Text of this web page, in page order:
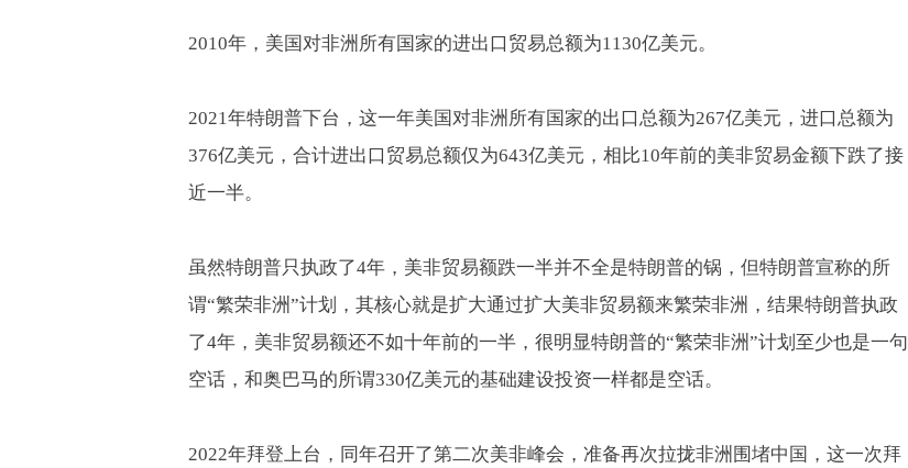
2010年，美国对非洲所有国家的进出口贸易总额为1130亿美元。
2021年特朗普下台，这一年美国对非洲所有国家的出口总额为267亿美元，进口总额为
376亿美元，合计进出口贸易总额仅为643亿美元，相比10年前的美非贸易金额下跌了接
近一半。
虽然特朗普只执政了4年，美非贸易额跌一半并不全是特朗普的锅，但特朗普宣称的所
谓“繁荣非洲”计划，其核心就是扩大通过扩大美非贸易额来繁荣非洲，结果特朗普执政
了4年，美非贸易额还不如十年前的一半，很明显特朗普的“繁荣非洲”计划至少也是一句
空话，和奥巴马的所谓330亿美元的基础建设投资一样都是空话。
2022年拜登上台，同年召开了第二次美非峰会，准备再次拉拢非洲围堵中国，这一次拜